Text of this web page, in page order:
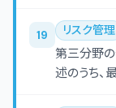
19 リスク管理
第三分野
述のうち、